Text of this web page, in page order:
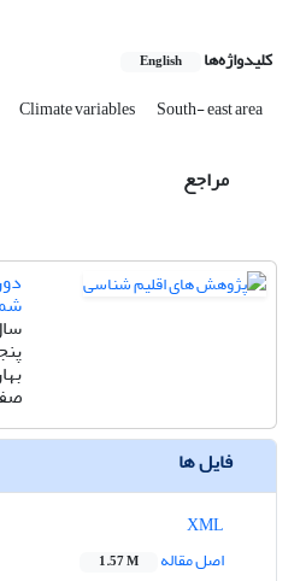
کلیدواژه‌ها English
Climate variables South- east area
مراجع
بهار
فایل ها
اصل مقاله
1.57 M